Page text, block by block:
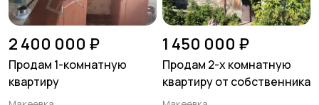
2 400 000 ₽
Продам 1-комнатную
квартиру
1 450 000 ₽
Продам 2-х комнатную
квартиру от собственника